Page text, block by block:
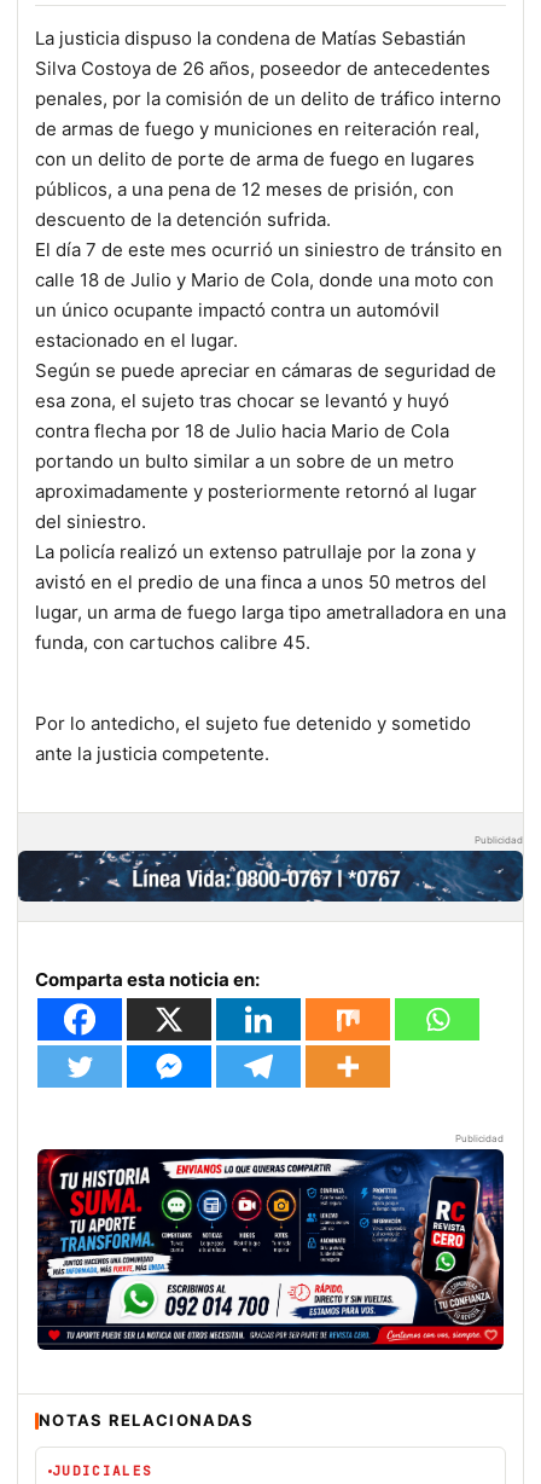
La justicia dispuso la condena de Matías Sebastián
Silva Costoya de 26 años, poseedor de antecedentes
penales, por la comisión de un delito de tráfico interno
de armas de fuego y municiones en reiteración real,
con un delito de porte de arma de fuego en lugares
públicos, a una pena de 12 meses de prisión, con
descuento de la detención sufrida.
El día 7 de este mes ocurrió un siniestro de tránsito en
calle 18 de Julio y Mario de Cola, donde una moto con
un único ocupante impactó contra un automóvil
estacionado en el lugar.
Según se puede apreciar en cámaras de seguridad de
esa zona, el sujeto tras chocar se levantó y huyó
contra flecha por 18 de Julio hacia Mario de Cola
portando un bulto similar a un sobre de un metro
aproximadamente y posteriormente retornó al lugar
del siniestro.
La policía realizó un extenso patrullaje por la zona y
avistó en el predio de una finca a unos 50 metros del
lugar, un arma de fuego larga tipo ametralladora en una
funda, con cartuchos calibre 45.
Por lo antedicho, el sujeto fue detenido y sometido
ante la justicia competente.
Publicidad
Comparta esta noticia en:
Publicidad
NOTAS RELACIONADAS
JUDICIALES